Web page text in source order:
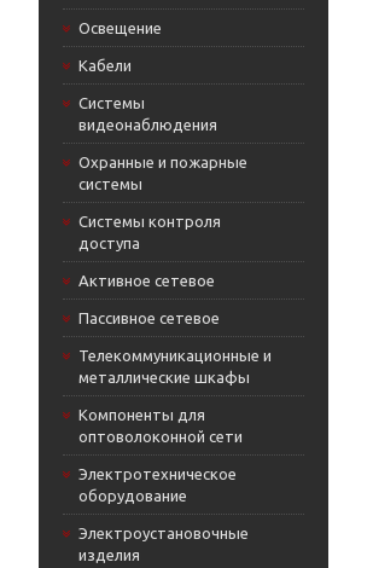
Освещение
Кабели
Системы
видеонаблюдения
Охранные и пожарные
системы
Системы контроля
доступа
Активное сетевое
Пассивное сетевое
Телекоммуникационные и
металлические шкафы
Компоненты для
оптоволоконной сети
Электротехническое
оборудование
Электроустановочные
изделия